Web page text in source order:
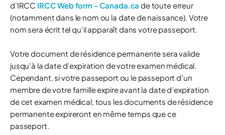
d’IRCC IRCC Web form - Canada.ca de toute erreur
(notamment dans le nom ou la date de naissance). Votre
nom sera écrit tel qu’il apparaît dans votre passeport.
Votre document de résidence permanente sera valide
jusqu’à la date d’expiration de votre examen médical.
Cependant, si votre passeport ou le passeport d’un
membre de votre famille expire avant la date d’expiration
de cet examen médical, tous les documents de résidence
permanente expireront en même temps que ce
passeport.